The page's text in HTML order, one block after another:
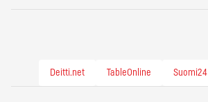
Deitti.net TableOnline Suomi24